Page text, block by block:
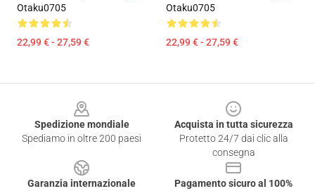
Otaku0705
22,99 € - 27,59 €
Otaku0705
22,99 € - 27,59 €
Spedizione mondiale
Spediamo in oltre 200 paesi
Acquista in tutta sicurezza
Protetto 24/7 dai clic alla
consegna
Garanzia internazionale
Pagamento sicuro al 100%